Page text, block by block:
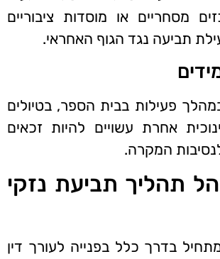
מסחריים או מוסדות ציבוריים
תביעה נגד הגוף האחראי.
פעילות בבית הספר, בטיולים
אחרת עשויים להיות זכאים
המקרה.
תהליך תביעת נזקי
בדרך כלל בפנייה לעורך דין